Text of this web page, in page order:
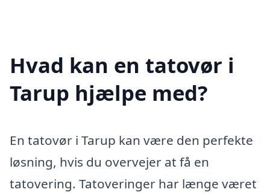
Hvad kan en tatovør i
Tarup hjælpe med?
En tatovør i Tarup kan være den perfekte
løsning, hvis du overvejer at få en
tatovering. Tatoveringer har længe været